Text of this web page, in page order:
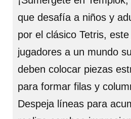
que desafía a niños y
por el clásico Tetris,
jugadores a un mundo
deben colocar piezas
para formar filas y
Despeja líneas para